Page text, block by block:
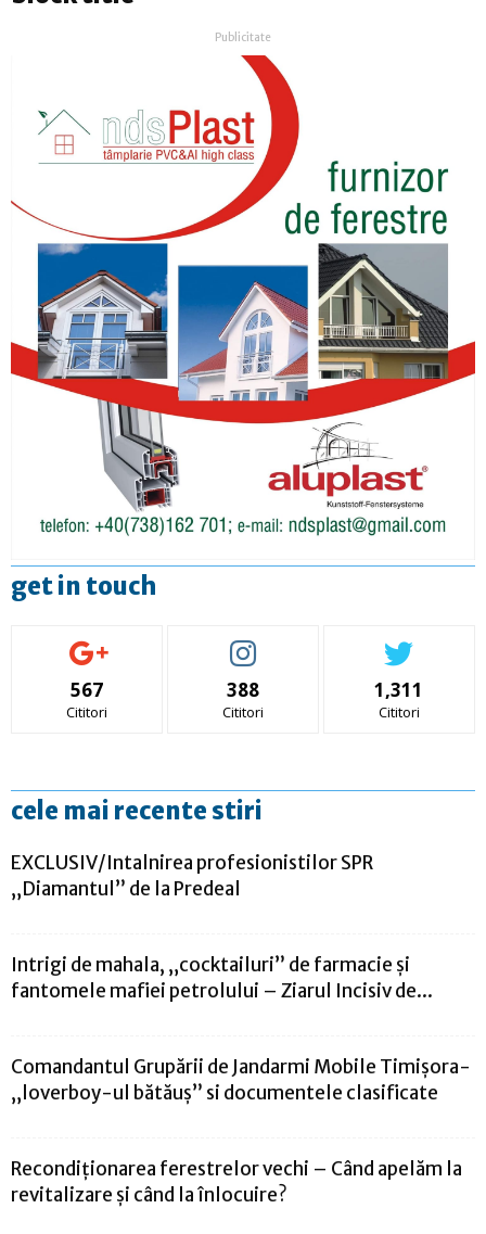
Publicitate
get in touch
567
Cititori
388
Cititori
1,311
Cititori
cele mai recente stiri
EXCLUSIV/Intalnirea profesionistilor SPR
„Diamantul” de la Predeal
Intrigi de mahala, „cocktailuri” de farmacie și
fantomele mafiei petrolului – Ziarul Incisiv de...
Comandantul Grupării de Jandarmi Mobile Timișora-
„loverboy-ul bătăuș” si documentele clasificate
Recondiționarea ferestrelor vechi – Când apelăm la
revitalizare şi când la înlocuire?